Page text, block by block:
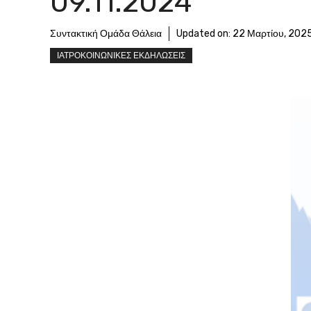
Συντακτική Ομάδα Θάλεια Updated on: 22 Μαρτίου,
ΙΑΤΡΟΚΟΙΝΩΝΙΚΕΣ ΕΚΔΗΛΩΣΕΙΣ